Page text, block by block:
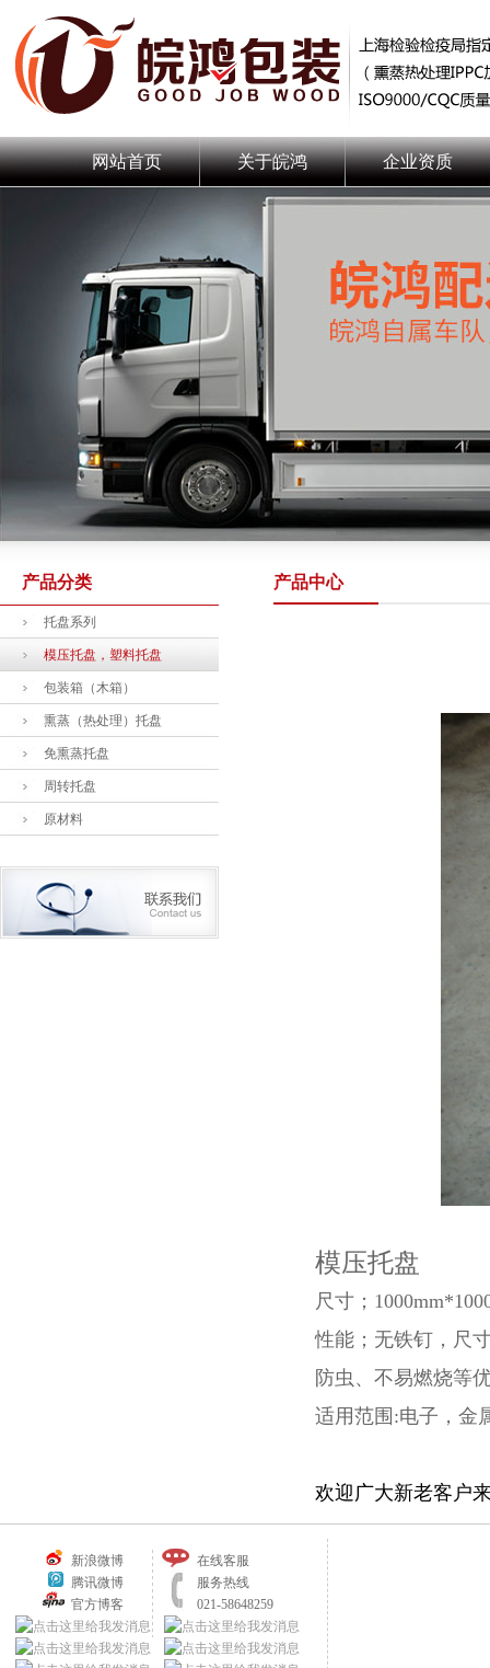
网站首页 关于皖鸿 企业资质
产品分类
托盘系列
模压托盘，塑料托盘
包装箱（木箱）
熏蒸（热处理）托盘
免熏蒸托盘
周转托盘
原材料
产品中心
模压托盘
尺寸；
性能；无铁钉，尺
防虫、不易燃烧等
适用范围:电子，金
欢迎广大新老客户
新浪微博
在线客服
腾讯微博
服务热线
官方博客
021-58648259